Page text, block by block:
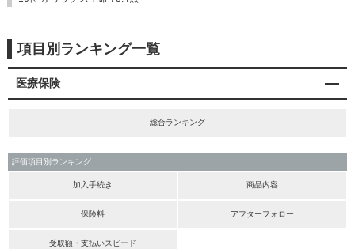
項目別ランキング一覧
医療保険
総合ランキング
評価項目別ランキング
加入手続き 商品内容
保険料 アフターフォロー
受取額・支払いスピード